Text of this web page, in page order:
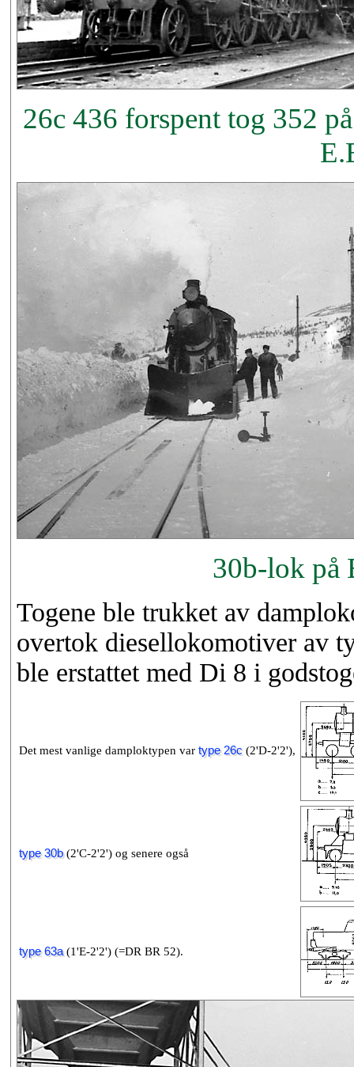
26c 436 forspent tog 352
30b-lok på
Togene ble trukket av
overtok diesellokomotiver av
ble erstattet med Di 8 i
Det mest vanlige damploktypen var type 26c(2'D-2'2'),
type 30b(2'C-2'2') og senere også
type 63a(1'E-2'2') (=DR BR 52).